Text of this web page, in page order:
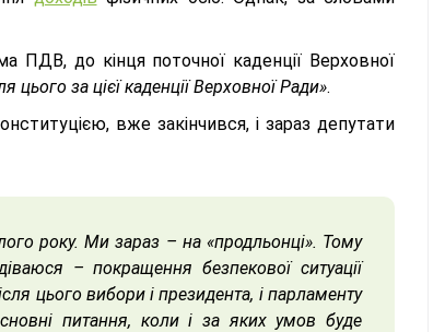
ПДВ, до кінця поточної каденції Верховної
цього за цієї каденції Верховної Ради».
вже закінчився, і зараз депутати
року. Ми зараз – на «продльонці». Тому
– покращення безпекової ситуації
цього вибори і президента, і парламенту
питання, коли і за яких умов буде